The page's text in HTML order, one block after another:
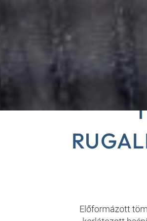
Előformázott